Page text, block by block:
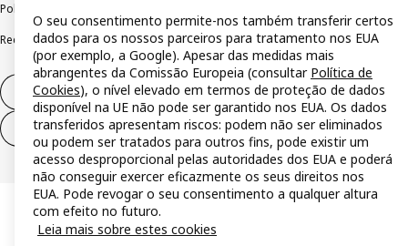
Política de divulgação responsável
Reclamações e resolução de litígios
Direito de livre resolução
Direito de livre resolução (serviços)
O seu consentimento permite-nos também transferir certos
dados para os nossos parceiros para tratamento nos EUA
(por exemplo, a Google). Apesar das medidas mais
abrangentes da Comissão Europeia (consultar Política de
Cookies), o nível elevado em termos de proteção de dados
disponível na UE não pode ser garantido nos EUA. Os dados
transferidos apresentam riscos: podem não ser eliminados
ou podem ser tratados para outros fins, pode existir um
acesso desproporcional pelas autoridades dos EUA e poderá
não conseguir exercer eficazmente os seus direitos nos
EUA. Pode revogar o seu consentimento a qualquer altura
com efeito no futuro.
Leia mais sobre estes cookies